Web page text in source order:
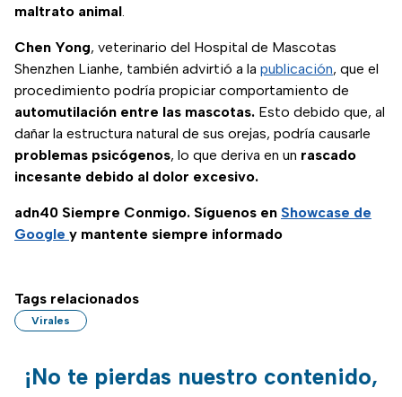
maltrato animal.
Chen Yong, veterinario del Hospital de Mascotas
Shenzhen Lianhe, también advirtió a la publicación, que el
procedimiento podría propiciar comportamiento de
automutilación entre las mascotas. Esto debido que, al
dañar la estructura natural de sus orejas, podría causarle
problemas psicógenos, lo que deriva en un rascado
incesante debido al dolor excesivo.
adn40 Siempre Conmigo. Síguenos en Showcase de
Google y mantente siempre informado
Tags relacionados
Virales
¡No te pierdas nuestro contenido,